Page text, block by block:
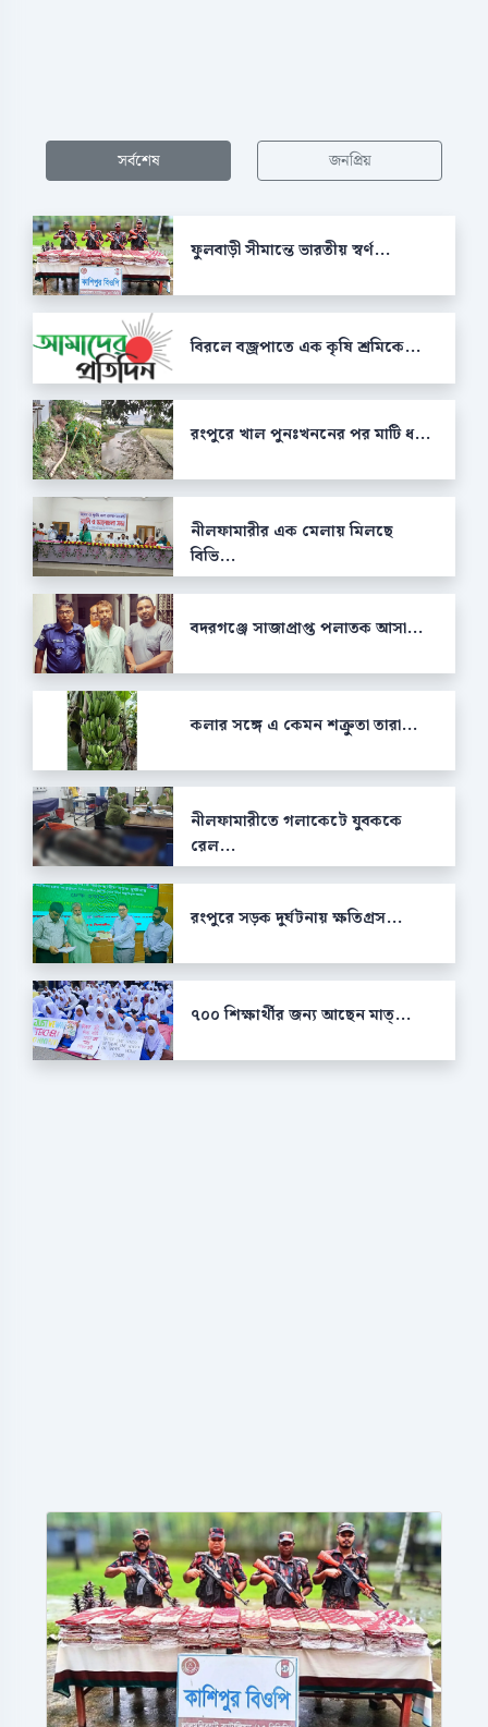
সর্বশেষ জনপ্রিয়
ফুলবাড়ী সীমান্তে ভারতীয় স্বর্ণ...
বিরলে বজ্রপাতে এক কৃষি শ্রমিকে...
রংপুরে খাল পুনঃখননের পর মাটি ধ...
নীলফামারীর এক মেলায় মিলছে
বিভি...
বদরগঞ্জে সাজাপ্রাপ্ত পলাতক আসা...
কলার সঙ্গে এ কেমন শক্রুতা তারা...
নীলফামারীতে গলাকেটে যুবককে
রেল...
রংপুরে সড়ক দুর্ঘটনায় ক্ষতিগ্রস...
৭০০ শিক্ষার্থীর জন্য আছেন মাত্...